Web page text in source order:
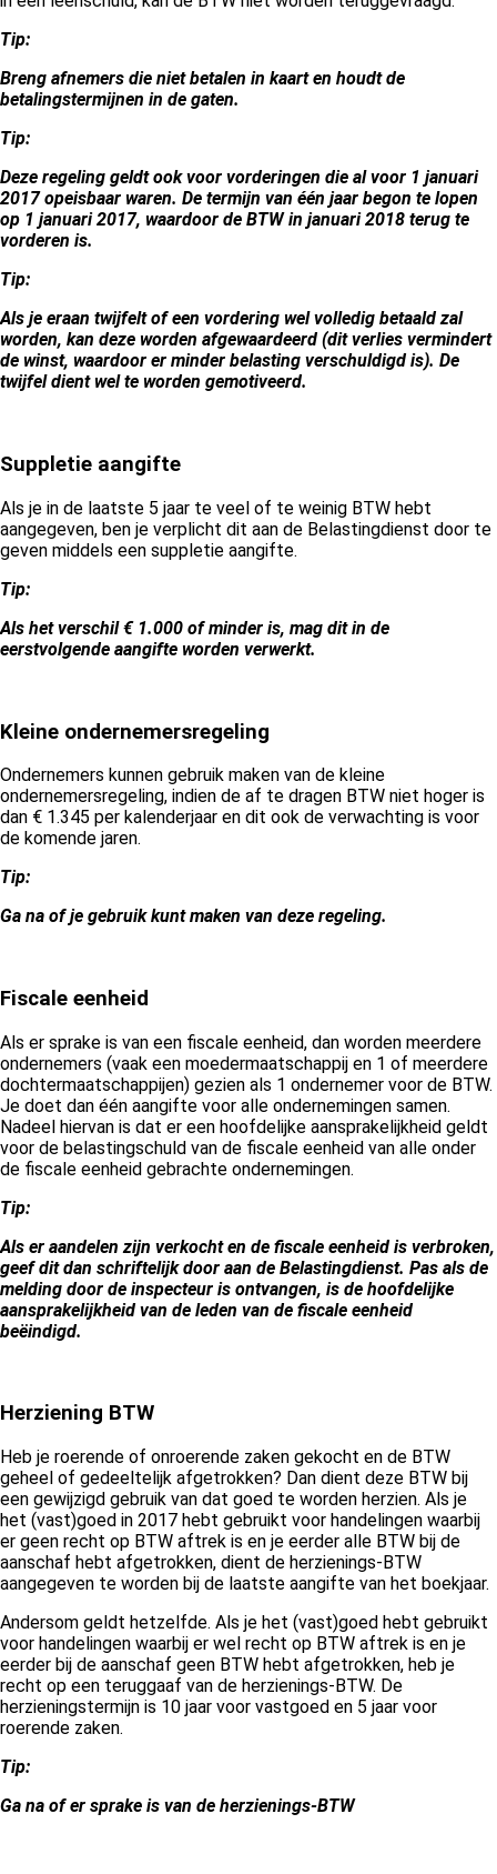
Tip:
Breng afnemers die niet betalen in kaart en houdt de
betalingstermijnen in de gaten.
Tip:
Deze regeling geldt ook voor vorderingen die al voor 1 januari
2017 opeisbaar waren. De termijn van één jaar begon te lopen
op 1 januari 2017, waardoor de BTW in januari 2018 terug te
vorderen is.
Tip:
Als je eraan twijfelt of een vordering wel volledig betaald zal
worden, kan deze worden afgewaardeerd (dit verlies vermindert
de winst, waardoor er minder belasting verschuldigd is). De
twijfel dient wel te worden gemotiveerd.
Suppletie aangifte
Als je in de laatste 5 jaar te veel of te weinig BTW hebt
aangegeven, ben je verplicht dit aan de Belastingdienst door te
geven middels een suppletie aangifte.
Tip:
Als het verschil € 1.000 of minder is, mag dit in de
eerstvolgende aangifte worden verwerkt.
Kleine ondernemersregeling
Ondernemers kunnen gebruik maken van de kleine
ondernemersregeling, indien de af te dragen BTW niet hoger is
dan € 1.345 per kalenderjaar en dit ook de verwachting is voor
de komende jaren.
Tip:
Ga na of je gebruik kunt maken van deze regeling.
Fiscale eenheid
Als er sprake is van een fiscale eenheid, dan worden meerdere
ondernemers (vaak een moedermaatschappij en 1 of meerdere
dochtermaatschappijen) gezien als 1 ondernemer voor de BTW.
Je doet dan één aangifte voor alle ondernemingen samen.
Nadeel hiervan is dat er een hoofdelijke aansprakelijkheid geldt
voor de belastingschuld van de fiscale eenheid van alle onder
de fiscale eenheid gebrachte ondernemingen.
Tip:
Als er aandelen zijn verkocht en de fiscale eenheid is verbroken,
geef dit dan schriftelijk door aan de Belastingdienst. Pas als de
melding door de inspecteur is ontvangen, is de hoofdelijke
aansprakelijkheid van de leden van de fiscale eenheid
beëindigd.
Herziening BTW
Heb je roerende of onroerende zaken gekocht en de BTW
geheel of gedeeltelijk afgetrokken? Dan dient deze BTW bij
een gewijzigd gebruik van dat goed te worden herzien. Als je
het (vast)goed in 2017 hebt gebruikt voor handelingen waarbij
er geen recht op BTW aftrek is en je eerder alle BTW bij de
aanschaf hebt afgetrokken, dient de herzienings-BTW
aangegeven te worden bij de laatste aangifte van het boekjaar.
Andersom geldt hetzelfde. Als je het (vast)goed hebt gebruikt
voor handelingen waarbij er wel recht op BTW aftrek is en je
eerder bij de aanschaf geen BTW hebt afgetrokken, heb je
recht op een teruggaaf van de herzienings-BTW. De
herzieningstermijn is 10 jaar voor vastgoed en 5 jaar voor
roerende zaken.
Tip:
Ga na of er sprake is van de herzienings-BTW